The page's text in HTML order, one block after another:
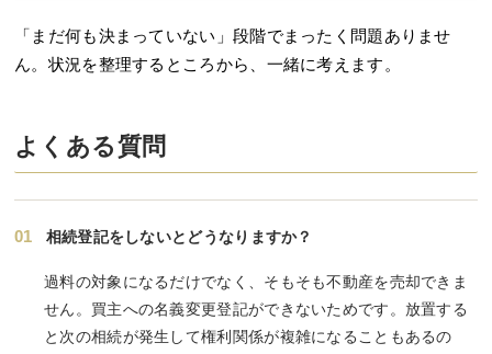
「まだ何も決まっていない」段階でまったく問題ありませ
ん。状況を整理するところから、一緒に考えます。
よくある質問
01 相続登記をしないとどうなりますか？
過料の対象になるだけでなく、そもそも不動産を売却できま
せん。買主への名義変更登記ができないためです。放置する
と次の相続が発生して権利関係が複雑になることもあるの